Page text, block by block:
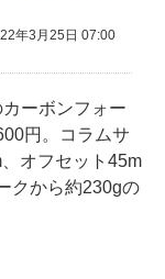
年3月25日 07:00
ーボンフォー
円。コラムサ
オフセット45m
クから約230gの